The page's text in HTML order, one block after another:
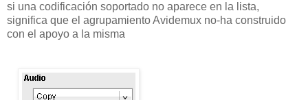
si una codificación soportado no aparece en la lista,
significa que el agrupamiento Avidemux no-ha construido
con el apoyo a la misma